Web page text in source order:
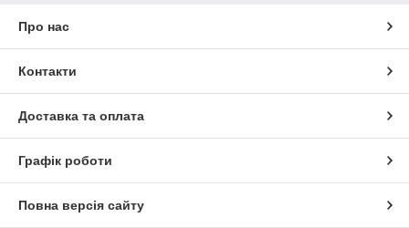
Про нас
Контакти
Доставка та оплата
Графік роботи
Повна версія сайту